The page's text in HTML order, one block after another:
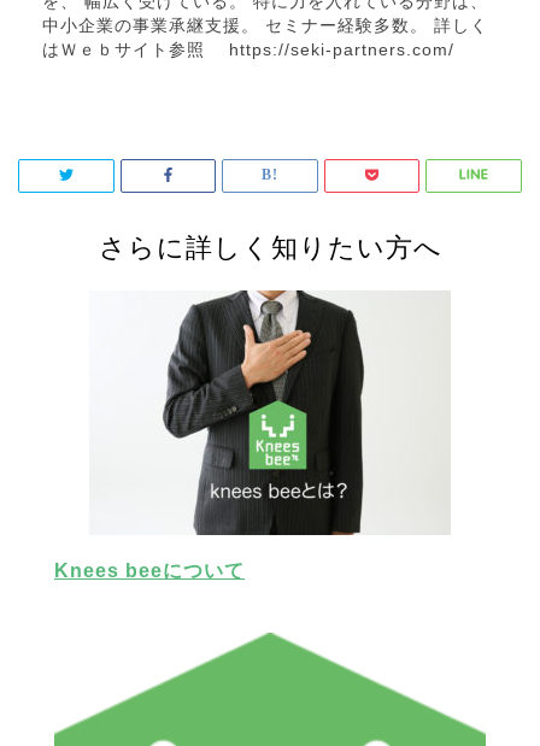
中小企業の事業承継支援。 セミナー経験多数。 詳しく
はＷｅｂサイト参照 https://seki-partners.com/
さらに詳しく知りたい方へ
Knees beeについて